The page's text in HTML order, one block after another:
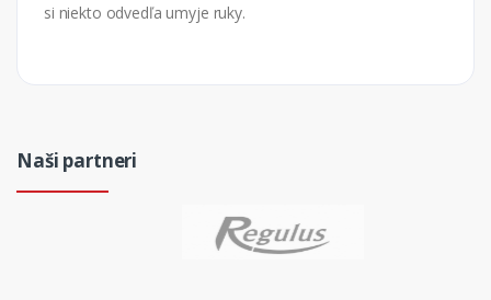
si niekto odvedľa umyje ruky.
Naši partneri